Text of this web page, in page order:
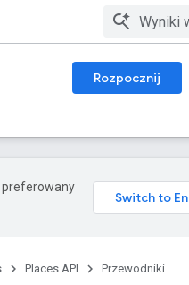
Rozpocznij
preferowany
Places API Przewodniki